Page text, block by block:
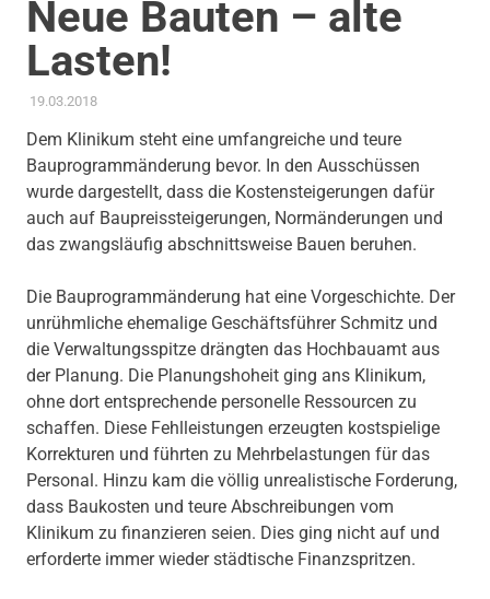
Neue Bauten – alte
Lasten!
19.03.2018ADMIN
AKTUELLES
Dem Klinikum steht eine umfangreiche und teure
Bauprogrammänderung bevor. In den Ausschüssen
wurde dargestellt, dass die Kostensteigerungen dafür
auch auf Baupreissteigerungen, Normänderungen und
das zwangsläufig abschnittsweise Bauen beruhen.
Die Bauprogrammänderung hat eine Vorgeschichte. Der
unrühmliche ehemalige Geschäftsführer Schmitz und
die Verwaltungsspitze drängten das Hochbauamt aus
der Planung. Die Planungshoheit ging ans Klinikum,
ohne dort entsprechende personelle Ressourcen zu
schaffen. Diese Fehlleistungen erzeugten kostspielige
Korrekturen und führten zu Mehrbelastungen für das
Personal. Hinzu kam die völlig unrealistische Forderung,
dass Baukosten und teure Abschreibungen vom
Klinikum zu finanzieren seien. Dies ging nicht auf und
erforderte immer wieder städtische Finanzspritzen.